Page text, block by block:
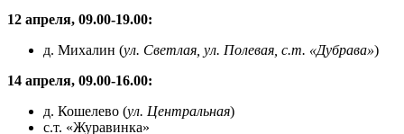
12 апреля, 09.00-19.00:
д. Михалин (ул. Светлая, ул. Полевая, с.т. «Дубрава»)
14 апреля, 09.00-16.00:
д. Кошелево (ул. Центральная)
с.т. «Журавинка»